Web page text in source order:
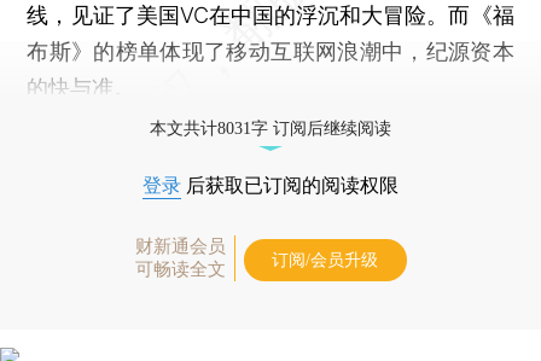
线，见证了美国VC在中国的浮沉和大冒险。而《福
布斯》的榜单体现了移动互联网浪潮中，纪源资本
的快与准。
本文共计8031字 订阅后继续阅读
登录 后获取已订阅的阅读权限
财新通会员
可畅读全文
订阅/会员升级